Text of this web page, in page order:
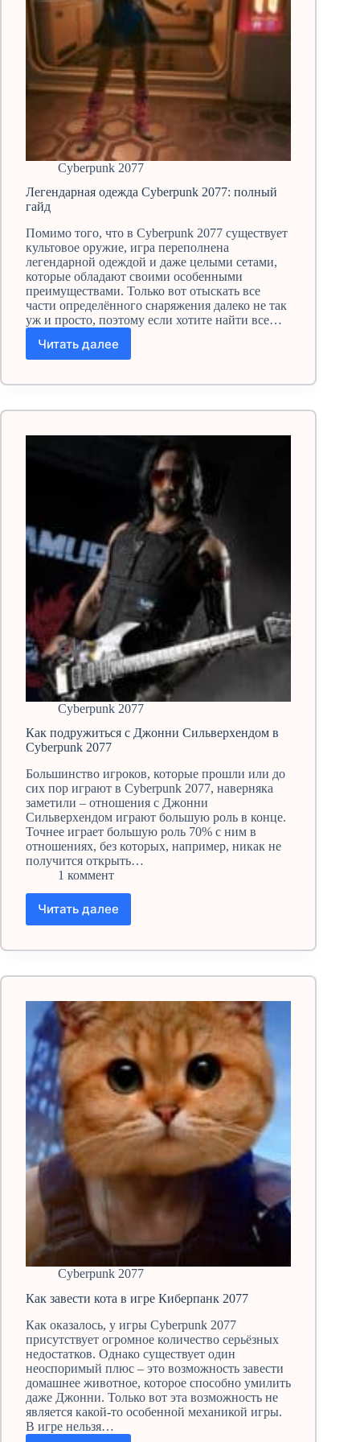
Cyberpunk 2077
Легендарная одежда Cyberpunk 2077: полный
гайд
Помимо того, что в Cyberpunk 2077 существует
культовое оружие, игра переполнена
легендарной одеждой и даже целыми сетами,
которые обладают своими особенными
преимуществами. Только вот отыскать все
части определённого снаряжения далеко не так
уж и просто, поэтому если хотите найти все…
Читать далее
Легендарная
Cyberpunk
полный
Cyberpunk 2077
Как подружиться с Джонни Сильверхендом в
Cyberpunk 2077
Большинство игроков, которые прошли или до
сих пор играют в Cyberpunk 2077, наверняка
заметили – отношения с Джонни
Сильверхендом играют большую роль в конце.
Точнее играет большую роль 70% с ним в
отношениях, без которых, например, никак не
получится открыть…
1 коммент
Читать далее
Как
с
Сильверхендом
Cyberpunk
2077
Cyberpunk 2077
Как завести кота в игре Киберпанк 2077
Как оказалось, у игры Cyberpunk 2077
присутствует огромное количество серьёзных
недостатков. Однако существует один
неоспоримый плюс – это возможность завести
домашнее животное, которое способно умилить
даже Джонни. Только вот эта возможность не
является какой-то особенной механикой игры.
В игре нельзя…